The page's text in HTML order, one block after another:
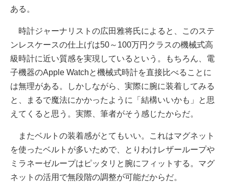
ある。
時計ジャーナリストの広田雅将氏によると、このステ
ンレスケースの仕上げは50～100万円クラスの機械式高
級時計に近い質感を実現しているという。もちろん、電
子機器のApple Watchと機械式時計を直接比べることに
は無理がある。しかしながら、実際に腕に装着してみる
と、まるで魔法にかかったように「結構いいかも」と思
えてくると思う。実際、筆者がそう感じたからだ。
またベルトの装着感がとてもいい。これはマグネット
を使ったベルトが多いためで、とりわけレザーループや
ミラネーゼループはピッタリと腕にフィットする。マグ
ネットの活用で無段階の調整が可能だからだ。